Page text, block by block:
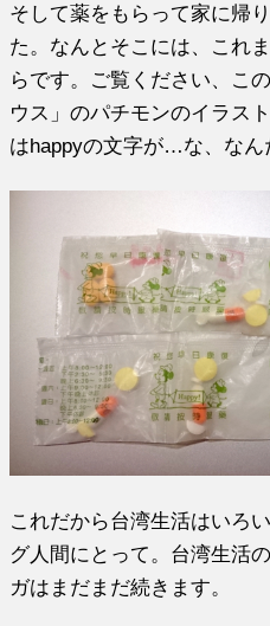
そして薬をもらって家に帰
た。なんとそこには、これ
らです。ご覧ください、こ
ウス」のパチモンのイラス
はhappyの文字が…な、なん
これだから台湾生活はいろ
グ人間にとって。台湾生活
ガはまだまだ続きます。